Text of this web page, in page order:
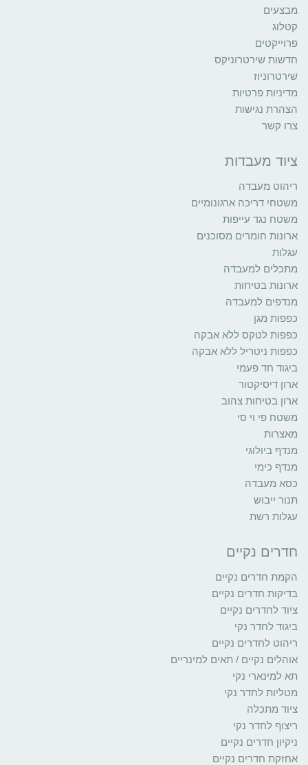
מבצעים
קטלוג
פרוייקטים
חדשות שירטרוניקס
שירטרוניוז
מדיניות פרטיות
הצהרת נגישות
צרו קשר
ציוד מעבדות
ריהוט מעבדה
משטחי דריכה ארגונומיים
משטח נגד עייפות
ארונות חומרים מסוכנים
עגלות
מתכלים למעבדה
ארונות בטיחות
מנדפים למעבדה
כפפות מגן
כפפות לטקס ללא אבקה
כפפות ניטריל ללא אבקה
ביגוד חד פעמי
ארון דיסיקטור
ארון בטיחות צהוב
משטח פי וי סי
מאצרות
מנדף ביולוגי
מנדף כימי
כסא מעבדה
תנור ייבוש
עגלות רשת
חדרים נקיים
הקמת חדרים נקיים
בדיקות חדרים נקיים
ציוד לחדרים נקיים
ביגוד לחדר נקי
ריהוט לחדרים נקיים
אוהלים נקיים / תאים למינריים
תא למינארי נקי
מטליות לחדר נקי
ציוד מתכלה
ריצוף לחדר נקי
ניקיון חדרים נקיים
אחזקת חדרים נקיים